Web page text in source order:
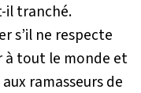
il tranché.
s’il ne respecte
à tout le monde et
ramasseurs de